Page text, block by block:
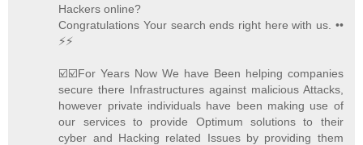
Hackers online?
Congratulations Your search ends right here with us. ••
⚡️⚡️
☑️☑️For Years Now We have Been helping companies
secure there Infrastructures against malicious Attacks,
however private individuals have been making use of
our services to provide Optimum solutions to their
cyber and Hacking related Issues by providing them